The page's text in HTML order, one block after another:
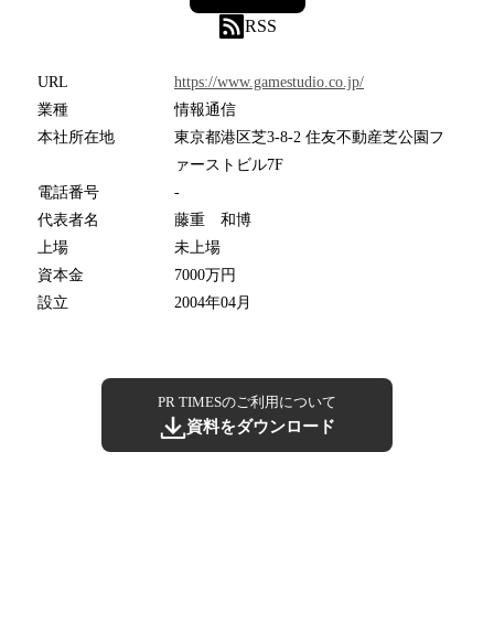
RSS
URL
https://www.gamestudio.co.jp/
業種
情報通信
本社所在地
東京都港区芝3-8-2 住友不動産芝公園フ
ァーストビル7F
電話番号
-
代表者名
藤重 和博
上場
未上場
資本金
7000万円
設立
2004年04月
PR TIMESのご利用について
資料をダウンロード